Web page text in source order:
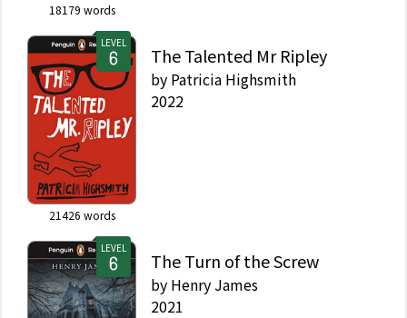
18179 words
LEVEL
21426 words
The Talented Mr Ripley
by Patricia Highsmith
2022
LEVEL
The Turn of the Screw
by Henry James
2021